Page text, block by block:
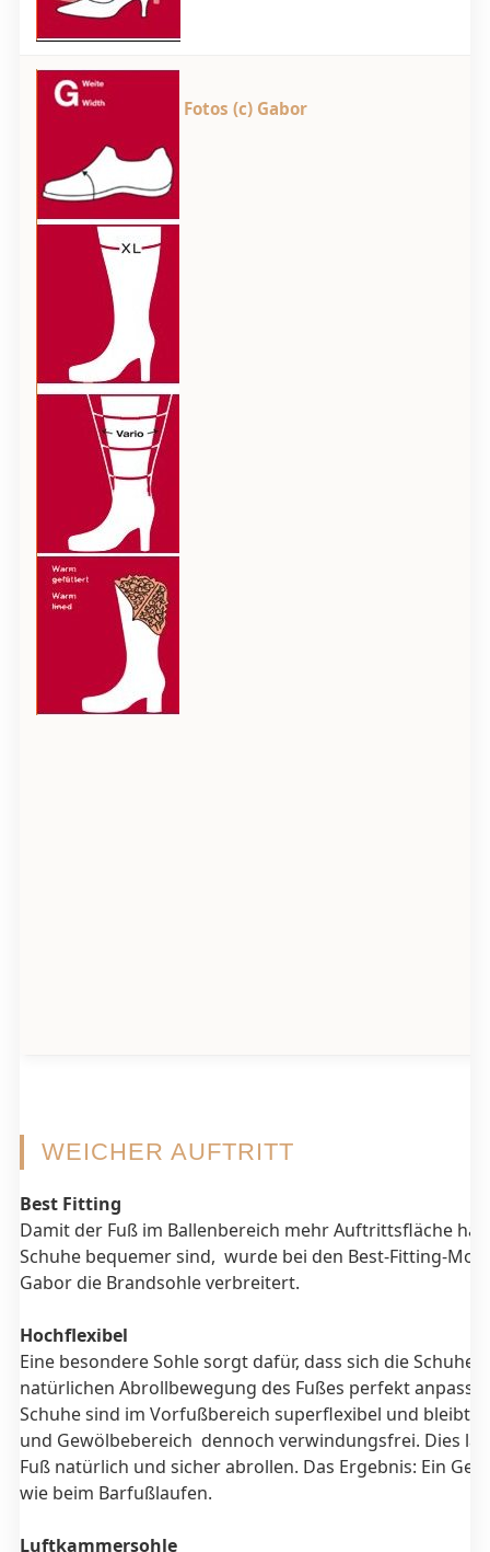
Fotos (c) Gabor
WEICHER AUFTRITT
Best Fitting
Damit der Fuß im Ballenbereich mehr Auftrittsfläche hat
Schuhe bequemer sind, wurde bei den Best-Fitting-
Gabor die Brandsohle verbreitert.
Hochflexibel
Eine besondere Sohle sorgt dafür, dass sich die Schuhe
natürlichen Abrollbewegung des Fußes perfekt
Schuhe sind im Vorfußbereich superflexibel und bleibt
und Gewölbebereich dennoch verwindungsfrei. Dies
Fuß natürlich und sicher abrollen. Das Ergebnis: Ein
wie beim Barfußlaufen.
Luftkammersohle